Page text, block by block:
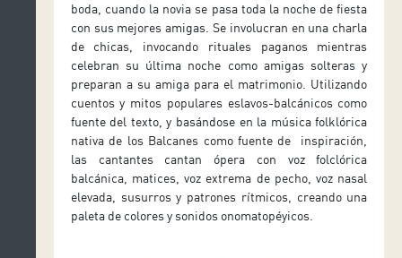
boda, cuando la novia se pasa toda la noche de fiesta
con sus mejores amigas. Se involucran en una charla
de chicas, invocando rituales paganos mientras
celebran su última noche como amigas solteras y
preparan a su amiga para el matrimonio. Utilizando
cuentos y mitos populares eslavos-balcánicos como
fuente del texto, y basándose en la música folklórica
nativa de los Balcanes como fuente de inspiración,
las cantantes cantan ópera con voz folclórica
balcánica, matices, voz extrema de pecho, voz nasal
elevada, susurros y patrones rítmicos, creando una
paleta de colores y sonidos onomatopéyicos.